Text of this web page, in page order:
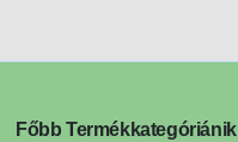
Főbb Termékkategóriánik